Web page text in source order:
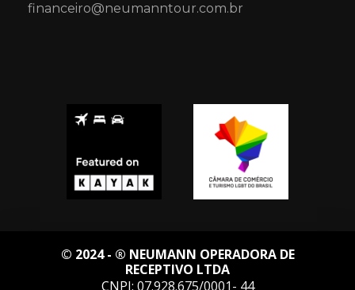
financeiro@neumanntour.com.br
© 2024 - ® NEUMANN OPERADORA DE
RECEPTIVO LTDA
CNPJ: 07.928.675/0001- 44